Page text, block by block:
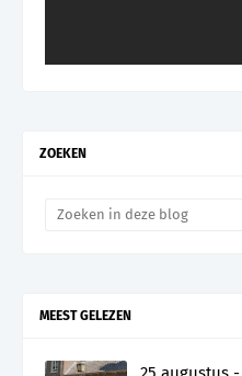
ZOEKEN
MEEST GELEZEN